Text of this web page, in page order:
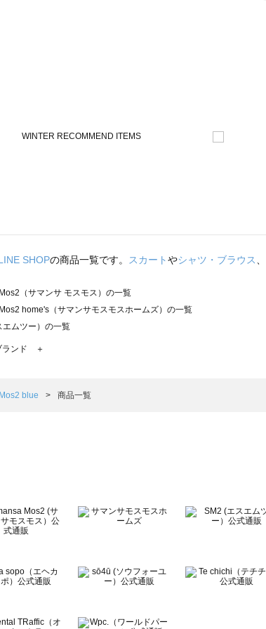
SHOPの商品一覧です。 スカートやシャツ・ブラウス、
（サマンサ モスモス）の一覧
home's（サマンサモスモスホームズ）の一覧
エムツー）の一覧
by Samansa Mos2（ツハルバイサマンサモスモス）の一覧
Lagom（サマンサモスモス ラーゴム）の一覧
（べティーズブルー）の一覧
ルドパーティー）の一覧
ランド ＋
blue 商品一覧